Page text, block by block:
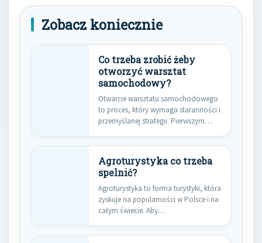
Zobacz koniecznie
Co trzeba zrobić żeby
otworzyć warsztat
samochodowy?
Otwarcie warsztatu samochodowego
to proces, który wymaga staranności i
przemyślanej strategii. Pierwszym
Agroturystyka co trzeba
spelnić?
Agroturystyka to forma turystyki, która
zyskuje na popularności w Polsce i na
całym świecie. Aby…